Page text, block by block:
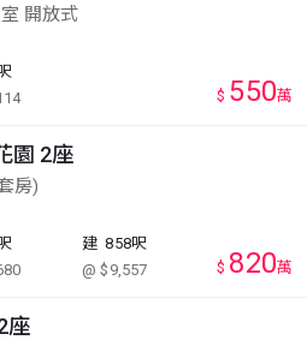
開放式
$ 550萬
園 2座
房)
建 858呎
@ $9,557
$ 820萬
座